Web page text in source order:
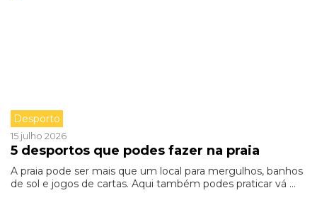
Desporto
15 julho 2026
5 desportos que podes fazer na praia
A praia pode ser mais que um local para mergulhos, banhos
de sol e jogos de cartas. Aqui também podes praticar vá ...